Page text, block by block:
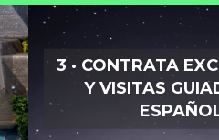
3 · CONTRATA
Y VISITAS